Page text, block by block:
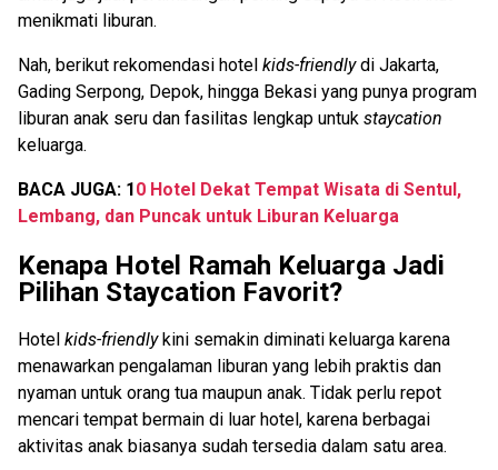
menikmati liburan.
Nah, berikut rekomendasi hotel kids-friendlydi Jakarta,
Gading Serpong, Depok, hingga Bekasi yang punya program
liburan anak seru dan fasilitas lengkap untuk staycation
keluarga.
BACA JUGA: 10 Hotel Dekat Tempat Wisata di Sentul,
Lembang, dan Puncak untuk Liburan Keluarga
Kenapa Hotel Ramah Keluarga Jadi
Pilihan Staycation Favorit?
Hotel kids-friendlykini semakin diminati keluarga karena
menawarkan pengalaman liburan yang lebih praktis dan
nyaman untuk orang tua maupun anak. Tidak perlu repot
mencari tempat bermain di luar hotel, karena berbagai
aktivitas anak biasanya sudah tersedia dalam satu area.